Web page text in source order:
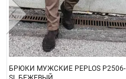
БРЮКИ МУЖСКИЕ PEPLOS P2506-